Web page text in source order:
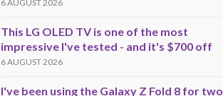
6 AUGUST 2026
This LG OLED TV is one of the most
impressive I've tested - and it's $700 off
6 AUGUST 2026
I've been using the Galaxy Z Fold 8 for two